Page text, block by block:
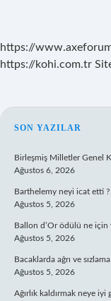
https://
https://kohi.com.tr
SON YAZILAR
Birleşmiş Milletler Genel
Ağustos 6, 2026
Barthelemy neyi icat etti ?
Ağustos 5, 2026
Ballon d’Or ödülü ne için
Ağustos 5, 2026
Bacaklarda ağrı ve
Ağustos 5, 2026
Ağırlık kaldırmak neye iyi